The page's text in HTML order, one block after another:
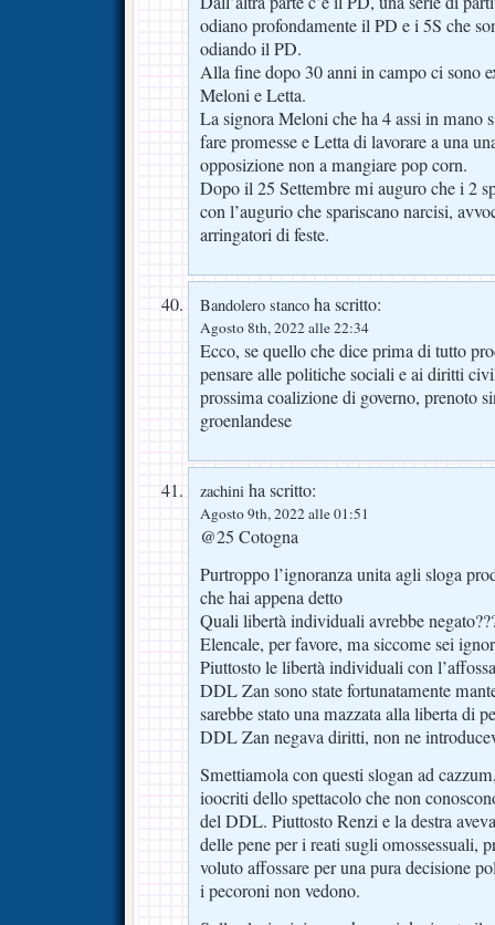
odiano profondamente il PD e i 5S che
odiando il PD.
Alla fine dopo 30 anni in campo ci sono
Meloni e Letta.
La signora Meloni che ha 4 assi in mano
fare promesse e Letta di lavorare a una
opposizione non a mangiare pop corn.
Dopo il 25 Settembre mi auguro che i 2
con l’augurio che spariscano narcisi,
arringatori di feste.
Bandolero stanco ha scritto:
Agosto 8th, 2022 alle 22:34
Ecco, se quello che dice prima di tutto
pensare alle politiche sociali e ai diritti
prossima coalizione di governo, prenoto
groenlandese
zachini ha scritto:
Agosto 9th, 2022 alle 01:51
@25 Cotogna
Purtroppo l’ignoranza unita agli sloga
che hai appena detto
Quali libertà individuali avrebbe
Elencale, per favore, ma siccome sei
Piuttosto le libertà individuali con
DDL Zan sono state fortunatamente
sarebbe stato una mazzata alla liberta di
DDL Zan negava diritti, non ne
Smettiamola con questi slogan ad
ioocriti dello spettacolo che non
del DDL. Piuttosto Renzi e la destra
delle pene per i reati sugli omossessuali,
voluto affossare per una pura decisione
i pecoroni non vedono.